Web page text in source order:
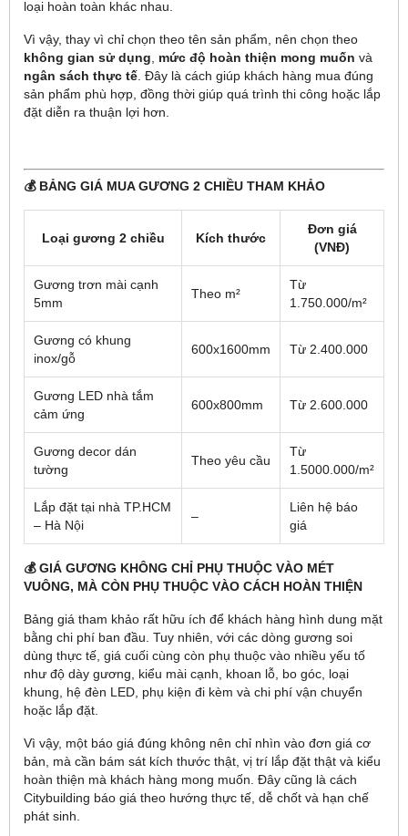
loại hoàn toàn khác nhau.
Vì vậy, thay vì chỉ chọn theo tên sản phẩm, nên chọn theo
không gian sử dụng
mức độ hoàn thiện mong muốn và
ngân sách thực tế . Đây là cách giúp khách hàng mua đúng
sản phẩm phù hợp, đồng thời giúp quá trình thi công hoặc lắp
đặt diễn ra thuận lợi hơn.
💰 BẢNG GIÁ MUA GƯƠNG 2 CHIỀU THAM KHẢO
Loại gương 2 chiều Kích thước
Đơn giá
(VNĐ)
Gương trơn mài cạnh
5mm
Theo m²
Từ
1.750.000/m²
Gương có khung
inox/gỗ
600x1600mm Từ 2.400.000
Gương LED nhà tắm
cảm ứng
600x800mm Từ 2.600.000
Gương decor dán
tường
Theo yêu cầu
Từ
1.5000.000/m²
Lắp đặt tại nhà TP.HCM
– Hà Nội
–
Liên hệ báo
giá
💰 GIÁ GƯƠNG KHÔNG CHỈ PHỤ THUỘC VÀO MÉT
VUÔNG, MÀ CÒN PHỤ THUỘC VÀO CÁCH HOÀN THIỆN
Bảng giá tham khảo rất hữu ích để khách hàng hình dung mặt
bằng chi phí ban đầu. Tuy nhiên, với các dòng gương soi
dùng thực tế, giá cuối cùng còn phụ thuộc vào nhiều yếu tố
như độ dày gương, kiểu mài cạnh, khoan lỗ, bo góc, loại
khung, hệ đèn LED, phụ kiện đi kèm và chi phí vận chuyển
hoặc lắp đặt.
Vì vậy, một báo giá đúng không nên chỉ nhìn vào đơn giá cơ
bản, mà cần bám sát kích thước thật, vị trí lắp đặt thật và kiểu
hoàn thiện mà khách hàng mong muốn. Đây cũng là cách
Citybuilding báo giá theo hướng thực tế, dễ chốt và hạn chế
phát sinh.